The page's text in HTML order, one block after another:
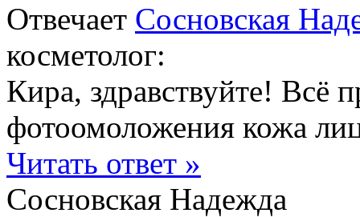
Отвечает Сосновская
косметолог:
Кира, здравствуйте! Всё
фотоомоложения кожа
Читать ответ »
Сосновская Надежда